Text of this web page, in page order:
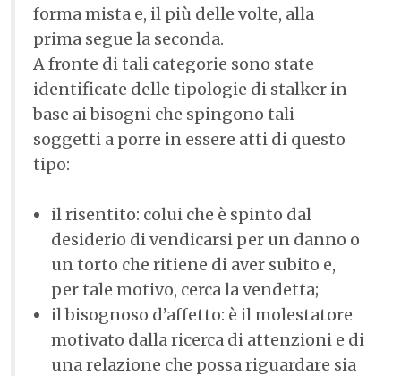
forma mista e, il più delle volte, alla
prima segue la seconda.
A fronte di tali categorie sono state
identificate delle tipologie di stalker in
base ai bisogni che spingono tali
soggetti a porre in essere atti di questo
tipo:
il risentito: colui che è spinto dal
desiderio di vendicarsi per un danno o
un torto che ritiene di aver subito e,
per tale motivo, cerca la vendetta;
il bisognoso d’affetto: è il molestatore
motivato dalla ricerca di attenzioni e di
una relazione che possa riguardare sia